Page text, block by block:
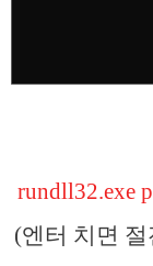
rundll32.exe
(엔터 치면